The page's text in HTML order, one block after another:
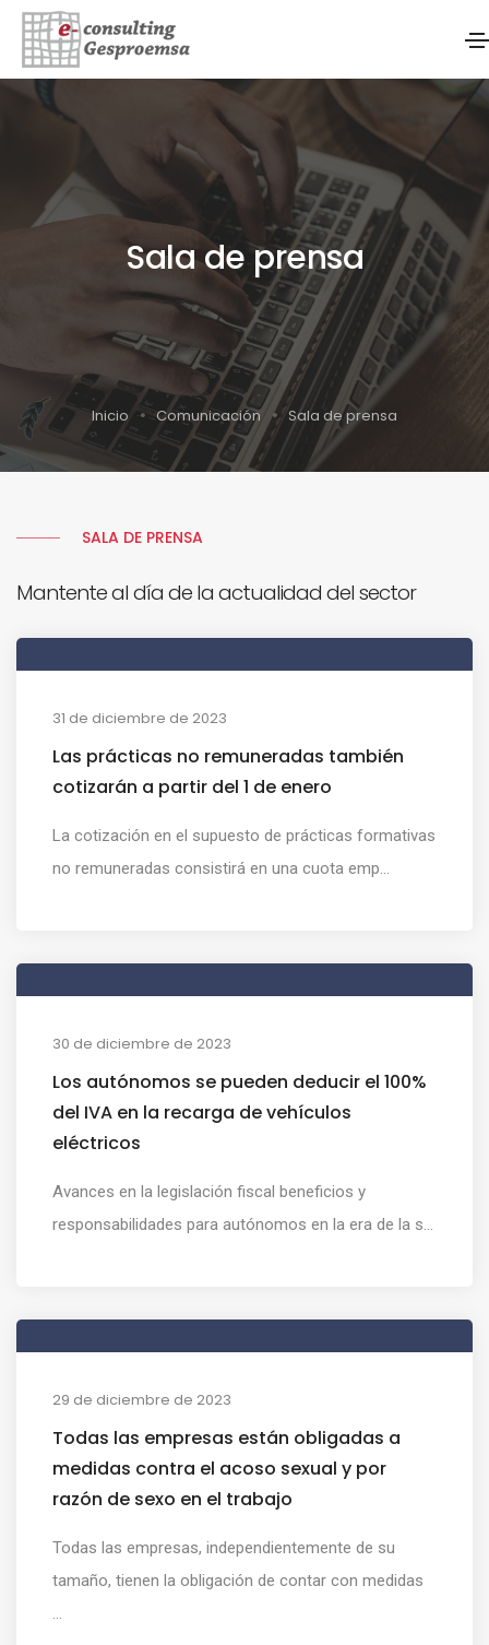
Sala de prensa
Inicio Comunicación Sala de prensa
SALA DE PRENSA
Mantente al día de la actualidad del sector
31 de diciembre de 2023
Las prácticas no remuneradas también
cotizarán a partir del 1 de enero
La cotización en el supuesto de prácticas formativas
no remuneradas consistirá en una cuota emp...
30 de diciembre de 2023
Los autónomos se pueden deducir el 100%
del IVA en la recarga de vehículos
eléctricos
Avances en la legislación fiscal beneficios y
responsabilidades para autónomos en la era de la s...
29 de diciembre de 2023
Todas las empresas están obligadas a
medidas contra el acoso sexual y por
razón de sexo en el trabajo
Todas las empresas, independientemente de su
tamaño, tienen la obligación de contar con medidas